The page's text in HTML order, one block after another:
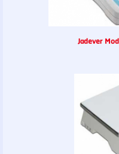
Jadever